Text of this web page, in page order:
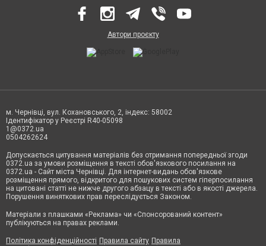
Автори проєкту
м. Чернівці, вул. Кохановського, 2, індекс: 58002
Ідентифікатор у Реєстрі R40-05098
1@0372.ua
0504262624
Допускається цитування матеріалів без отримання попередньої згоди
0372.ua за умови розміщення в тексті обов'язкового посилання на
0372.ua - Сайт міста Чернівці. Для інтернет-видань обов'язкове
розміщення прямого, відкритого для пошукових систем гіперпосилання
на цитовані статті не нижче другого абзацу в тексті або в якості джерела.
Порушення виняткових прав переслідується Законом.
Матеріали з плашками «Реклама» чи «Спонсорований контент»
публікуються на правах реклами.
Політика конфіденційності Правила сайту Правила